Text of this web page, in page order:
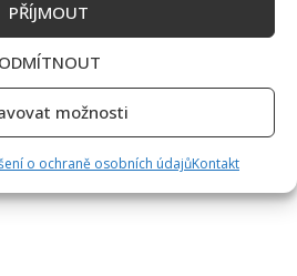
PŘÍJMOUT
ODMÍTNOUT
možnosti
o ochraně osobních údajůKontakt